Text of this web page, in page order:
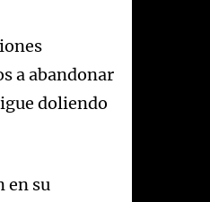
a abandonar
doliendo
en su